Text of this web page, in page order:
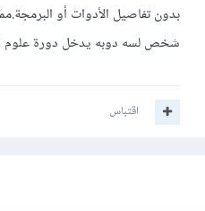
بدون تفاصيل الأدوات أو
شخص لسه دوبه يدخل دورة علوم
اقتباس